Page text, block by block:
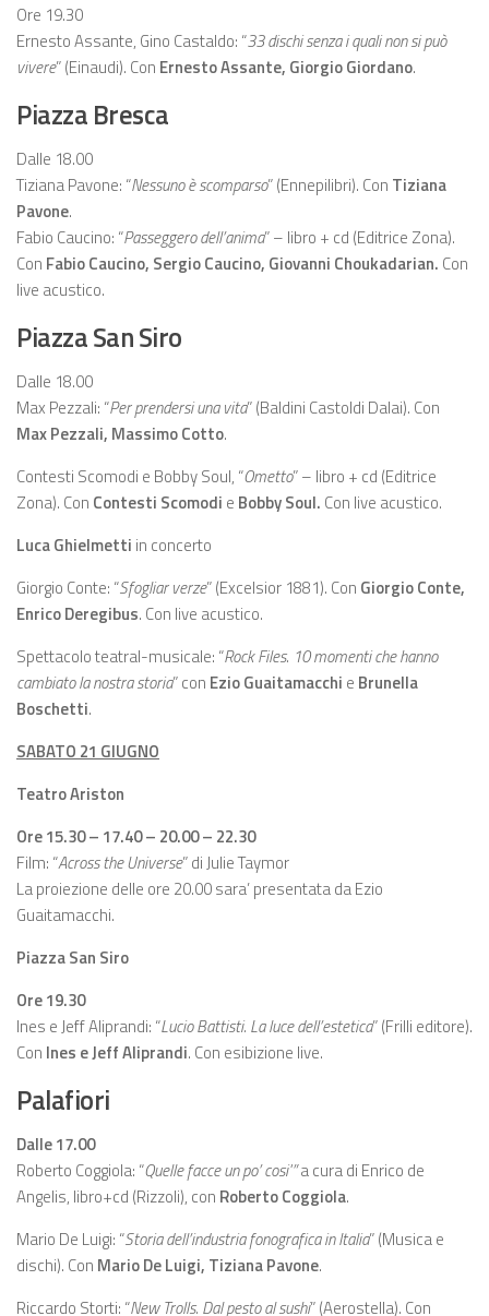
Ore 19.30
Ernesto Assante, Gino Castaldo: “33 dischi senza i quali non si può
vivere” (Einaudi). Con Ernesto Assante, Giorgio Giordano.
Piazza Bresca
Dalle 18.00
Tiziana Pavone: “Nessuno è scomparso” (Ennepilibri). Con Tiziana
Pavone.
Fabio Caucino: “Passeggero dell’anima” – libro + cd (Editrice Zona).
Con Fabio Caucino, Sergio Caucino, Giovanni Choukadarian. Con
live acustico.
Piazza San Siro
Dalle 18.00
Max Pezzali: “Per prendersi una vita” (Baldini Castoldi Dalai). Con
Max Pezzali, Massimo Cotto.
Contesti Scomodi e Bobby Soul, “Ometto” – libro + cd (Editrice
Zona). Con Contesti Scomodi e Bobby Soul. Con live acustico.
Luca Ghielmetti in concerto
Giorgio Conte: “Sfogliar verze” (Excelsior 1881). Con Giorgio Conte,
Enrico Deregibus. Con live acustico.
Spettacolo teatral-musicale: “Rock Files. 10 momenti che hanno
cambiato la nostra storia” con Ezio Guaitamacchi e Brunella
Boschetti.
SABATO 21 GIUGNO
Teatro Ariston
Ore 15.30 – 17.40 – 20.00 – 22.30
Film: “Across the Universe” di Julie Taymor
La proiezione delle ore 20.00 sara’ presentata da Ezio
Guaitamacchi.
Piazza San Siro
Ore 19.30
Ines e Jeff Aliprandi: “Lucio Battisti. La luce dell’estetica” (Frilli editore).
Con Ines e Jeff Aliprandi. Con esibizione live.
Palafiori
Dalle 17.00
Roberto Coggiola: “Quelle facce un po’ cosi'”a cura di Enrico de
Angelis, libro+cd (Rizzoli), con Roberto Coggiola.
Mario De Luigi: “Storia dell’industria fonografica in Italia” (Musica e
dischi). Con Mario De Luigi, Tiziana Pavone.
Riccardo Storti: “New Trolls. Dal pesto al sushi” (Aerostella). Con